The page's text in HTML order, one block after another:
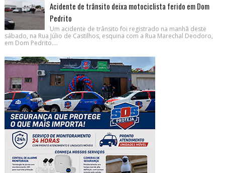
Acidente de trânsito deixa motociclista ferido em Dom
Pedrito
Um acidente de trânsito foi registrado na manhã deste
sábado, na Rua Júlio de Castilhos, esquina com a Rua Marechal Deodoro,
em Dom Pedrito....